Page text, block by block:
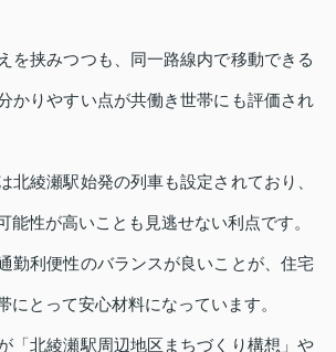
を挟みつつも、同一路線内で移動できる
かりやすい点が共働き世帯にも評価され
北綾瀬駅始発の列車も設定されており、
能性が高いことも見逃せない利点です。
勤利便性のバランスが良いことが、住宅
にとって安心材料になっています。
「北綾瀬駅周辺地区まちづくり構想」や